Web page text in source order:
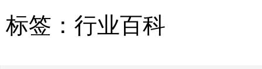
标签： 行业百科